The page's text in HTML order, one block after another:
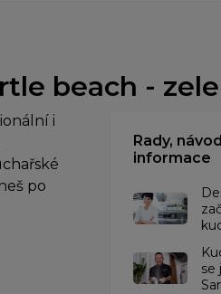
beach -
i
po
Rady,
informace
se